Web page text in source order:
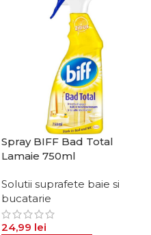
Spray BIFF Bad Total
Lamaie 750ml
Solutii suprafete baie si
bucatarie
24,99 lei